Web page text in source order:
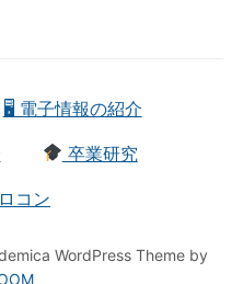
🖥 電子情報の紹介
卒業研究
コン
WordPress Theme by